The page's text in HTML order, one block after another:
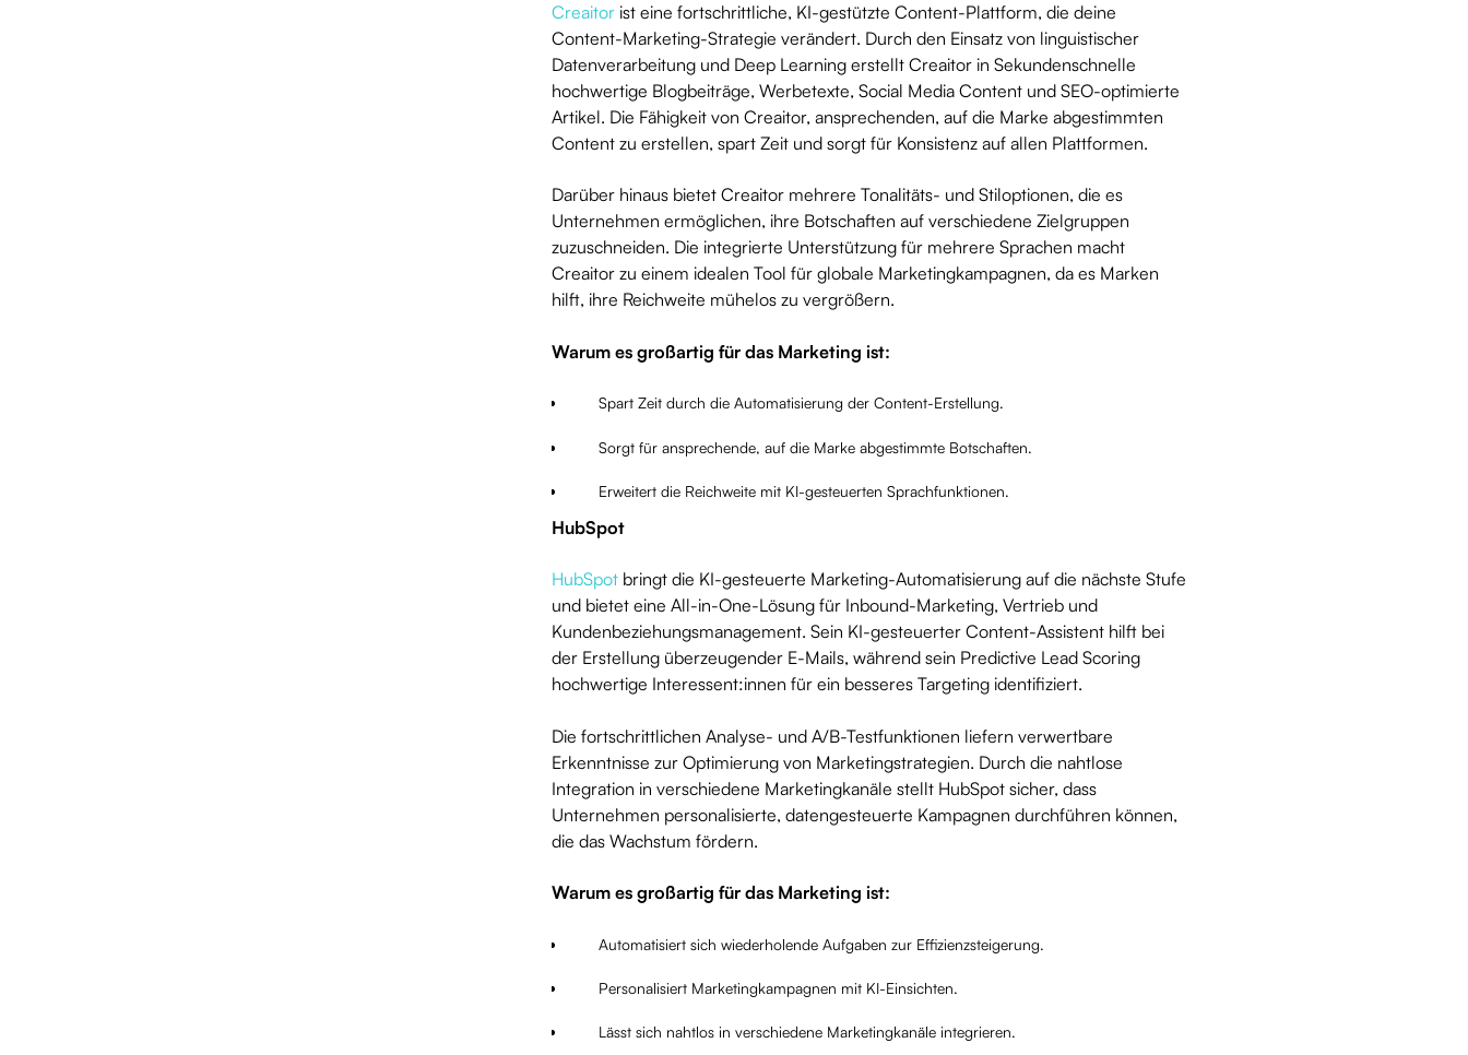
Creaitorist eine fortschrittliche, KI-gestützte Content-Plattform, die deine
Content-Marketing-Strategie verändert. Durch den Einsatz von linguistischer
Datenverarbeitung und Deep Learning erstellt Creaitor in Sekundenschnelle
hochwertige Blogbeiträge, Werbetexte, Social Media Content und SEO-optimierte
Artikel. Die Fähigkeit von Creaitor, ansprechenden, auf die Marke abgestimmten
Content zu erstellen, spart Zeit und sorgt für Konsistenz auf allen Plattformen.
Darüber hinaus bietet Creaitor mehrere Tonalitäts- und Stiloptionen, die es
Unternehmen ermöglichen, ihre Botschaften auf verschiedene Zielgruppen
zuzuschneiden. Die integrierte Unterstützung für mehrere Sprachen macht
Creaitor zu einem idealen Tool für globale Marketingkampagnen, da es Marken
hilft, ihre Reichweite mühelos zu vergrößern.
Warum es großartig für das Marketing ist:
Spart Zeit durch die Automatisierung der Content-Erstellung.
Sorgt für ansprechende, auf die Marke abgestimmte Botschaften.
Erweitert die Reichweite mit KI-gesteuerten Sprachfunktionen.
HubSpot
HubSpotbringt die KI-gesteuerte Marketing-Automatisierung auf die nächste Stufe
und bietet eine All-in-One-Lösung für Inbound-Marketing, Vertrieb und
Kundenbeziehungsmanagement. Sein KI-gesteuerter Content-Assistent hilft bei
der Erstellung überzeugender E-Mails, während sein Predictive Lead Scoring
hochwertige Interessent:innen für ein besseres Targeting identifiziert.
Die fortschrittlichen Analyse- und A/B-Testfunktionen liefern verwertbare
Erkenntnisse zur Optimierung von Marketingstrategien. Durch die nahtlose
Integration in verschiedene Marketingkanäle stellt HubSpot sicher, dass
Unternehmen personalisierte, datengesteuerte Kampagnen durchführen können,
die das Wachstum fördern.
Warum es großartig für das Marketing ist:
Automatisiert sich wiederholende Aufgaben zur Effizienzsteigerung.
Personalisiert Marketingkampagnen mit KI-Einsichten.
Lässt sich nahtlos in verschiedene Marketingkanäle integrieren.